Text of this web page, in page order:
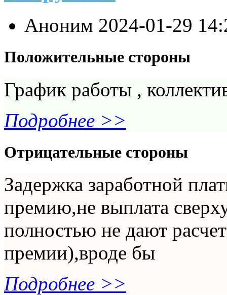
Аноним 2024-01-29
Положительные стороны
График работы ,
Подробнее >>
Отрицательные стороны
Задержка заработной
премию,не выплата
полностью не дают
премии),вроде бы
Подробнее >>